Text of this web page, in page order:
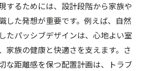
するためには、設計段階から家族や
した発想が重要です。例えば、自然
たパッシブデザインは、心地よい室
家族の健康と快適さを支えます。さ
な距離感を保つ配置計画は、トラブ